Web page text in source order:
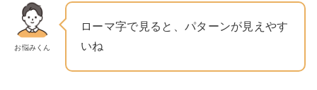
お悩みくん
ローマ字で見ると、パターンが見えやす
いね